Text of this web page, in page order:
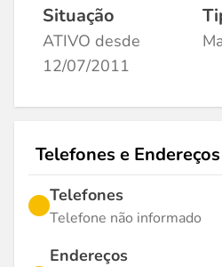
Situação
ATIVO desde
12/07/2011
Telefones e Endereços
Telefones
Telefone não informado
Endereços